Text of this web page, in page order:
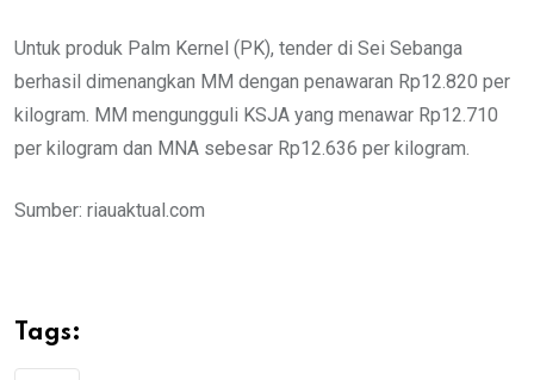
Untuk produk Palm Kernel (PK), tender di Sei Sebanga
berhasil dimenangkan MM dengan penawaran Rp12.820 per
kilogram. MM mengungguli KSJA yang menawar Rp12.710
per kilogram dan MNA sebesar Rp12.636 per kilogram.
Sumber: riauaktual.com
Tags: